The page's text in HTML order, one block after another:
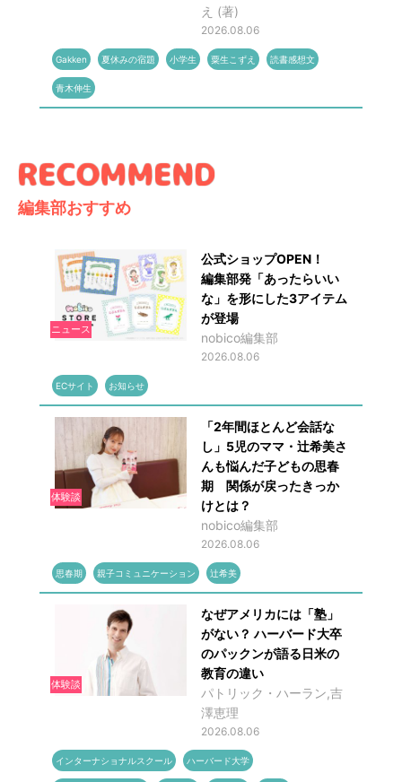
え (著)
2026.08.06
Gakken 夏休みの宿題 小学生 粟生こずえ 読書感想文
青木伸生
編集部おすすめ
ニュース
公式ショップOPEN！
編集部発「あったらいい
な」を形にした3アイテム
が登場
nobico編集部
2026.08.06
ECサイト お知らせ
体験談
「2年間ほとんど会話な
し」5児のママ・辻希美さ
んも悩んだ子どもの思春
期 関係が戻ったきっか
けとは？
nobico編集部
2026.08.06
思春期 親子コミュニケーション 辻希美
体験談
なぜアメリカには「塾」
がない？ ハーバード大卒
のパックンが語る日米の
教育の違い
パトリック・ハーラン,吉
澤恵理
2026.08.06
インターナショナルスクール ハーバード大学